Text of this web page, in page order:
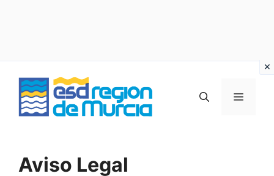
contenuto
MENU
Aviso Legal